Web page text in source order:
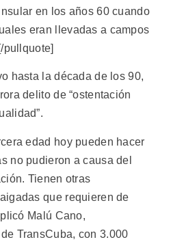
en los años 60 cuando
eran llevadas a campos
pullquote]
hasta la década de los 90,
delito de “ostentación
edad hoy pueden hacer
no pudieron a causa del
Tienen otras
que requieren de
Malú Cano,
TransCuba, con 3.000